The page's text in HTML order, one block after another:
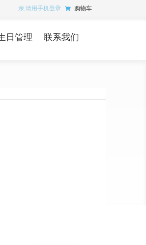
亲,请用手机登录 购物车
日管理 联系我们